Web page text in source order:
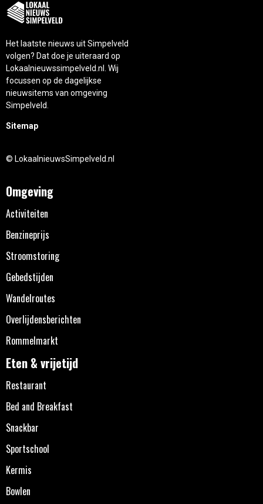
Het laatste nieuws uit Simpelveld
volgen? Dat doe je uiteraard op
Lokaalnieuwssimpelveld.nl. Wij
focussen op de dagelijkse
nieuwsitems van omgeving
Simpelveld.
Sitemap
© LokaalnieuwsSimpelveld.nl
Omgeving
Activiteiten
Benzineprijs
Stroomstoring
Gebedstijden
Wandelroutes
Overlijdensberichten
Rommelmarkt
Eten & vrijetijd
Restaurant
Bed and Breakfast
Snackbar
Sportschool
Kermis
Bowlen